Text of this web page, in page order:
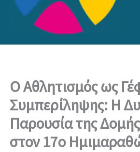
Ο Αθλητισμός ως
Συμπερίληψης: Η
Παρουσία της
στον 17ο